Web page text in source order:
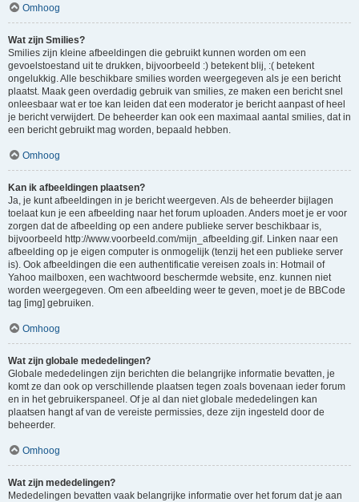
Omhoog
Wat zijn Smilies?
Smilies zijn kleine afbeeldingen die gebruikt kunnen worden om een
gevoelstoestand uit te drukken, bijvoorbeeld :) betekent blij, :( betekent
ongelukkig. Alle beschikbare smilies worden weergegeven als je een bericht
plaatst. Maak geen overdadig gebruik van smilies, ze maken een bericht snel
onleesbaar wat er toe kan leiden dat een moderator je bericht aanpast of heel
je bericht verwijdert. De beheerder kan ook een maximaal aantal smilies, dat in
een bericht gebruikt mag worden, bepaald hebben.
Omhoog
Kan ik afbeeldingen plaatsen?
Ja, je kunt afbeeldingen in je bericht weergeven. Als de beheerder bijlagen
toelaat kun je een afbeelding naar het forum uploaden. Anders moet je er voor
zorgen dat de afbeelding op een andere publieke server beschikbaar is,
bijvoorbeeld http://www.voorbeeld.com/mijn_afbeelding.gif. Linken naar een
afbeelding op je eigen computer is onmogelijk (tenzij het een publieke server
is). Ook afbeeldingen die een authentificatie vereisen zoals in: Hotmail of
Yahoo mailboxen, een wachtwoord beschermde website, enz. kunnen niet
worden weergegeven. Om een afbeelding weer te geven, moet je de BBCode
tag [img] gebruiken.
Omhoog
Wat zijn globale mededelingen?
Globale mededelingen zijn berichten die belangrijke informatie bevatten, je
komt ze dan ook op verschillende plaatsen tegen zoals bovenaan ieder forum
en in het gebruikerspaneel. Of je al dan niet globale mededelingen kan
plaatsen hangt af van de vereiste permissies, deze zijn ingesteld door de
beheerder.
Omhoog
Wat zijn mededelingen?
Mededelingen bevatten vaak belangrijke informatie over het forum dat je aan